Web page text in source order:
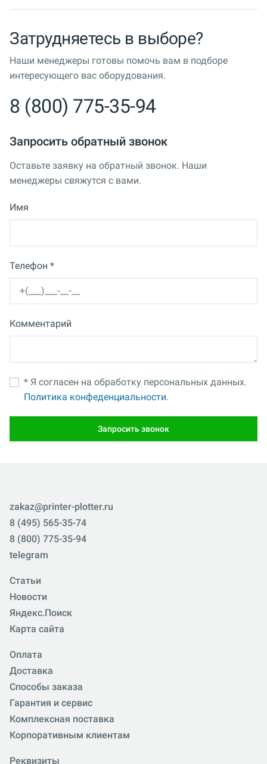
Затрудняетесь в выборе?
Наши менеджеры готовы помочь вам в подборе
интересующего вас оборудования.
8 (800) 775-35-94
Запросить обратный звонок
Оставьте заявку на обратный звонок. Наши
менеджеры свяжутся с вами.
Имя
Телефон *
Комментарий
* Я согласен на обработку персональных данных.
Политика конфеденциальности.
Запросить звонок
zakaz@printer-plotter.ru
8 (495) 565-35-74
8 (800) 775-35-94
telegram
Статьи
Новости
Яндекс.Поиск
Карта сайта
Оплата
Доставка
Способы заказа
Гарантия и сервис
Комплексная поставка
Корпоративным клиентам
Реквизиты